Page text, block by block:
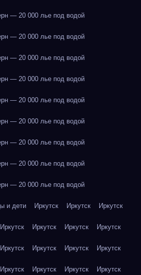
— 20 000 лье под водой
— 20 000 лье под водой
— 20 000 лье под водой
— 20 000 лье под водой
— 20 000 лье под водой
— 20 000 лье под водой
— 20 000 лье под водой
— 20 000 лье под водой
— 20 000 лье под водой
и дети Иркутск Иркутск Иркутск
Иркутск Иркутск Иркутск Иркутск
Иркутск Иркутск Иркутск Иркутск
Иркутск Иркутск Иркутск Иркутск